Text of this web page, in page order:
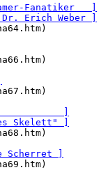
Fanatiker   ]
Erich Weber ]
]
Skelett" ]
Scherret ]